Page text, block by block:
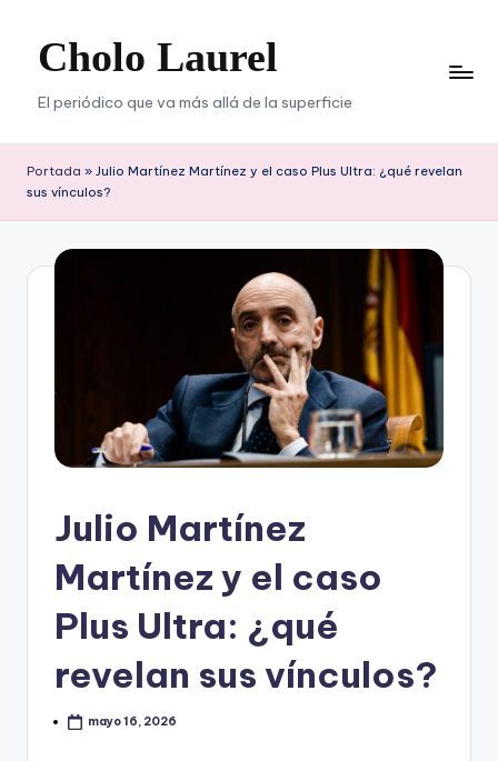
Saltar
contenido
Cholo Laurel
El periódico que va más allá de la superficie
Portada » Julio Martínez Martínez y el caso Plus Ultra: ¿qué revelan
sus vínculos?
Julio Martínez
Martínez y el caso
Plus Ultra: ¿qué
revelan sus vínculos?
mayo 16, 2026